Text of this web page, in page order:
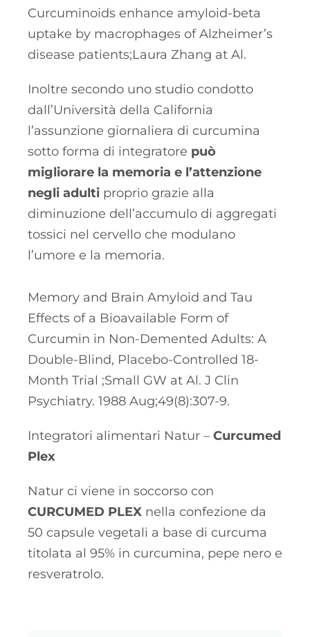
Curcuminoids enhance amyloid-beta
uptake by macrophages of Alzheimer’s
disease patients;Laura Zhang at Al.
Inoltre secondo uno studio condotto
dall’Università della California
l’assunzione giornaliera di curcumina
sotto forma di integratore può
migliorare la memoria e l’attenzione
negli adulti proprio grazie alla
diminuzione dell’accumulo di aggregati
tossici nel cervello che modulano
l’umore e la memoria.
Memory and Brain Amyloid and Tau
Effects of a Bioavailable Form of
Curcumin in Non-Demented Adults: A
Double-Blind, Placebo-Controlled 18-
Month Trial ;Small GW at Al. J Clin
Psychiatry. 1988 Aug;49(8):307-9.
Integratori alimentari Natur – Curcumed
Plex
Natur ci viene in soccorso con
CURCUMED PLEX nella confezione da
50 capsule vegetali a base di curcuma
titolata al 95% in curcumina, pepe nero e
resveratrolo.